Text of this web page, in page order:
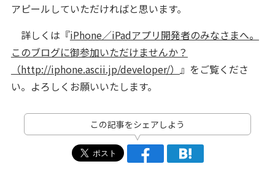
アピールしていただければと思います。
詳しくは『iPhone／iPadアプリ開発者のみなさまへ。
このブログに御参加いただけませんか？
（http://iphone.ascii.jp/developer/） 』をご覧くださ
い。よろしくお願いいたします。
この記事をシェアしよう